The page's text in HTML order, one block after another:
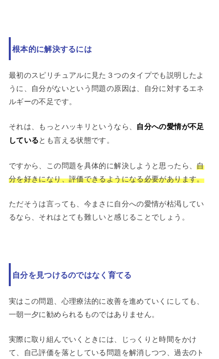
根本的に解決するには
最初のスピリチュアルに見た３つのタイプでも説明したよ
うに、自分がないという問題の原因は、自分に対するエネ
ルギーの不足です。
それは、もっとハッキリというなら、 自分への愛情が不足
しているとも言える状態です。
ですから、この問題を具体的に解決しようと思ったら、自
分を好きになり、評価できるようになる必要があります。
ただそうは言っても、今まさに自分への愛情が枯渇してい
るなら、それはとても難しいと感じることでしょう。
自分を見つけるのではなく育てる
実はこの問題、心理療法的に改善を進めていくにしても、
一朝一夕に勧められるものではありません。
実際に取り組んでいくときには、じっくりと時間をかけ
て、自己評価を落としている問題を解消しつつ、過去のト